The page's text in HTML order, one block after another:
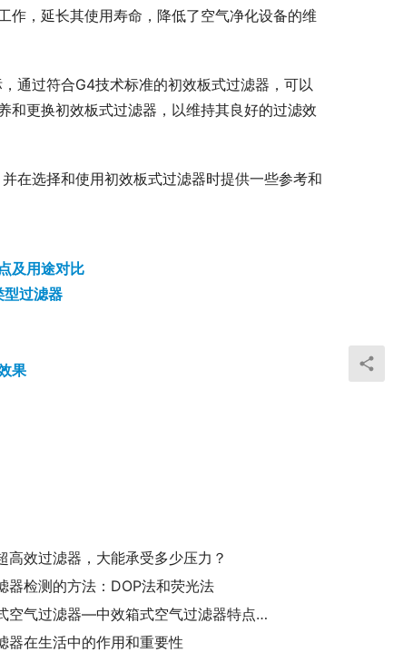
作，延长其使用寿命，降低了空气净化设备的维
通过符合G4技术标准的初效板式过滤器，可以
和更换初效板式过滤器，以维持其良好的过滤效
在选择和使用初效板式过滤器时提供一些参考和
及用途对比
型过滤器
果
高效过滤器，大能承受多少压力？
器检测的方法：DOP法和荧光法
中效箱式空气过滤器—中效箱式空气过滤器特点及原理介绍
器在生活中的作用和重要性